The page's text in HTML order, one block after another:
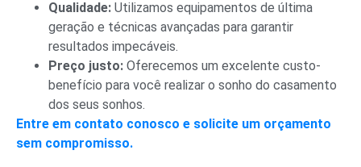
Qualidade: Utilizamos equipamentos de última
geração e técnicas avançadas para garantir
resultados impecáveis.
Preço justo: Oferecemos um excelente custo-
benefício para você realizar o sonho do casamento
dos seus sonhos.
Entre em contato conosco e solicite um orçamento
sem compromisso.